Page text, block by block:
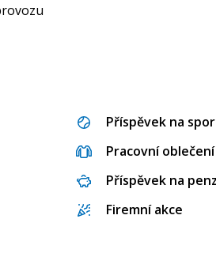
Příspěvek na
Pracovní oblečení
Příspěvek na
Firemní akce